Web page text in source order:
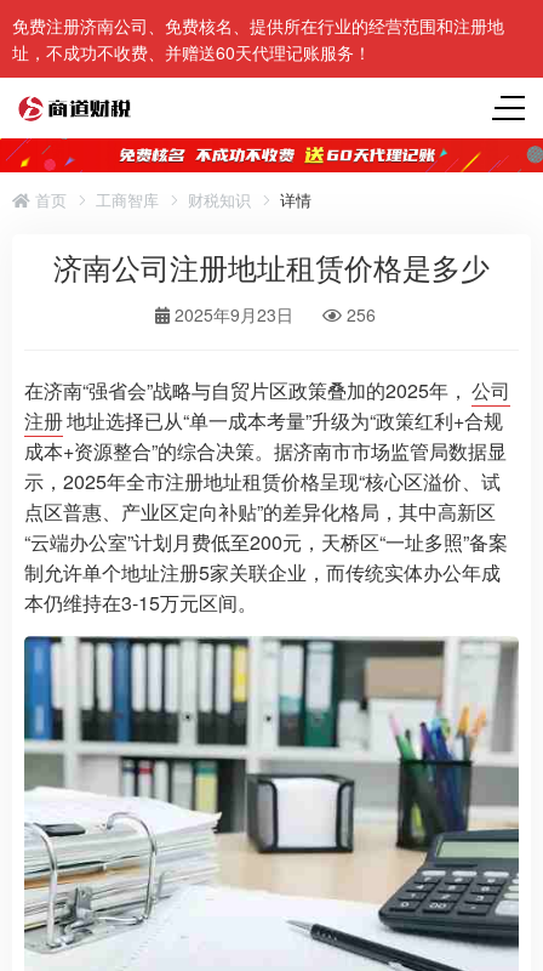
免费注册济南公司、免费核名、提供所在行业的经营范围和注册地
址，不成功不收费、并赠送60天代理记账服务！
首页 工商智库 财税知识 详情
济南公司注册地址租赁价格是多少
2025年9月23日 256
在济南“强省会”战略与自贸片区政策叠加的2025年， 公司
注册地址选择已从“单一成本考量”升级为“政策红利+合规
成本+资源整合”的综合决策。据济南市市场监管局数据显
示，2025年全市注册地址租赁价格呈现“核心区溢价、试
点区普惠、产业区定向补贴”的差异化格局，其中高新区
“云端办公室”计划月费低至200元，天桥区“一址多照”备案
制允许单个地址注册5家关联企业，而传统实体办公年成
本仍维持在3-15万元区间。